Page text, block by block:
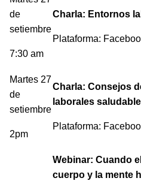
de
setiembre
7:30 am
Charla: Entornos
Plataforma:
Martes 27
de
setiembre
2pm
Charla: Consejos
laborales
Plataforma:
Webinar: Cuando
cuerpo y la mente